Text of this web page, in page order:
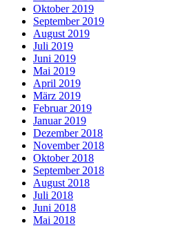
Oktober 2019
September 2019
August 2019
Juli 2019
Juni 2019
Mai 2019
April 2019
März 2019
Februar 2019
Januar 2019
Dezember 2018
November 2018
Oktober 2018
September 2018
August 2018
Juli 2018
Juni 2018
Mai 2018